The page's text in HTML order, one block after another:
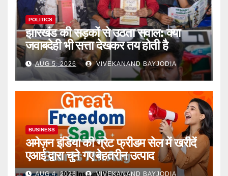
POLITICS
झारखंड की सड़कों से उठता सवाल: क्या
जवाबदेही भी सत्ता देखकर तय होती है
AUG 5, 2026 VIVEKANAND BAYJODIA
BUSINESS
अमेज़न इंडिया की ग्रेट फ्रीडम सेल में खरीदें
एआई द्वारा चुने गए बेहतरीन उत्पाद
AUG 4, 2026 VIVEKANAND BAYJODIA